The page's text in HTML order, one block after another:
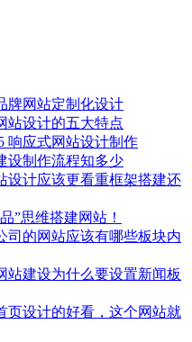
牌网站定制化设计
站设计的五大特点
响应式网站设计制作
设制作流程知多少
设计应该更看重框架搭建还
”思维搭建网站！
司的网站应该有哪些板块内
站建设为什么要设置新闻板
页设计的好看，这个网站就